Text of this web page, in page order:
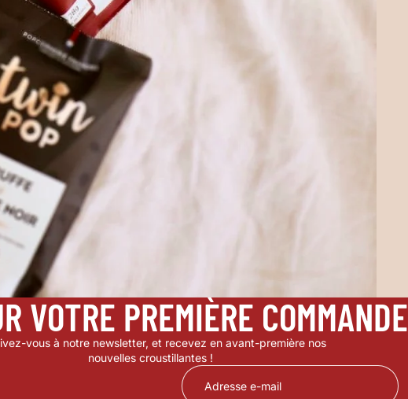
VOTRE PREMIÈRE COMMANDE
vous à notre newsletter, et recevez en avant-première nos
nouvelles croustillantes !